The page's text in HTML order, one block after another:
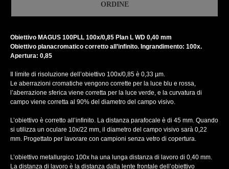
ORDINE
Obiettivo MAGUS 100PLL 100х/0,85 Plan L WD 0,40 mm
Obiettivo planacromatico corretto all’infinito. Ingrandimento: 100x.
Apertura: 0,85
Il limite di risoluzione dell’obiettivo 100х/0,85 è 0,33 µm.
Le aberrazioni cromatiche vengono corrette per la luce blu e rossa,
l’aberrazione sferica viene corretta per la luce verde, e la curvatura di
campo viene corretta al 90% del diametro del campo visivo.
L’obiettivo è corretto all’infinito. La distanza parafocale è di 45 mm. Quando
si utilizza un oculare 10x/22 mm, il diametro del campo visivo sarà 0,22
mm. Progettato per lavorare con campioni senza vetro di copertura.
L’obiettivo metallurgico 100x ha una lunga distanza di lavoro di 0,40 mm.
La distanza di lavoro è la distanza dalla lente frontale dell’obiettivo